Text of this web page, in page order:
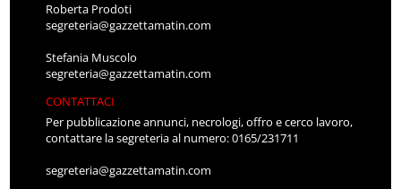
Roberta Prodoti
segreteria@gazzettamatin.com
Stefania Muscolo
segreteria@gazzettamatin.com
CONTATTACI
Per pubblicazione annunci, necrologi, offro e cerco lavoro,
contattare la segreteria al numero: 0165/231711
segreteria@gazzettamatin.com